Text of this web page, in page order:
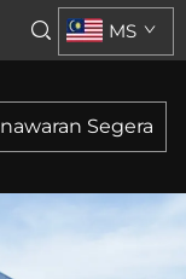
MS
Segera